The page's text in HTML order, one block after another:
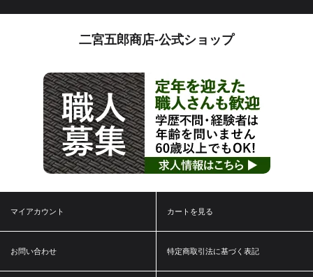
二宮五郎商店-公式ショップ
マイアカウント カートを見る
お問い合わせ 特定商取引法に基づく表記